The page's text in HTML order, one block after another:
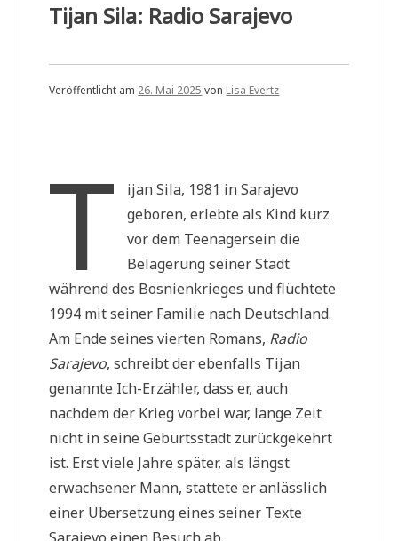
Tijan Sila: Radio Sarajevo
Veröffentlicht am 26. Mai 2025 von Lisa Evertz
T
ijan Sila, 1981 in Sarajevo
geboren, erlebte als Kind kurz
vor dem Teenagersein die
Belagerung seiner Stadt
während des Bosnienkrieges und flüchtete
1994 mit seiner Familie nach Deutschland.
Am Ende seines vierten Romans, Radio
Sarajevo, schreibt der ebenfalls Tijan
genannte Ich-Erzähler, dass er, auch
nachdem der Krieg vorbei war, lange Zeit
nicht in seine Geburtsstadt zurückgekehrt
ist. Erst viele Jahre später, als längst
erwachsener Mann, stattete er anlässlich
einer Übersetzung eines seiner Texte